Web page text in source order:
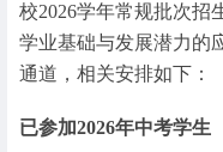
校2026学年常规批次招
学业基础与发展潜力的
通道，相关安排如下：
已参加2026年中考学生